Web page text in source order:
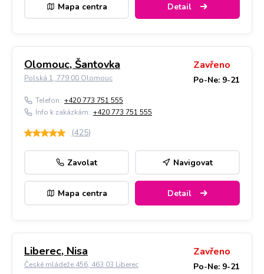
Mapa centra Detail
Olomouc, Šantovka
Polská 1, 779 00 Olomouc
Zavřeno
Po-Ne: 9-21
Telefon: +420 773 751 555
Info k zakázkám: +420 773 751 555
(425)
Zavolat Navigovat
Mapa centra Detail
Liberec, Nisa
České mládeže 456, 463 03 Liberec
Zavřeno
Po-Ne: 9-21